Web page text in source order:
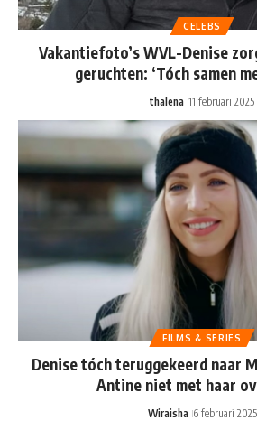
CELEBS
Vakantiefoto’s WVL-Denise
geruchten: ‘Tóch samen
thalena 11 februari 2025
FILMS & SERIES
Denise tóch teruggekeerd naar
Antine niet met haar
Wiraisha 6 februari 2025